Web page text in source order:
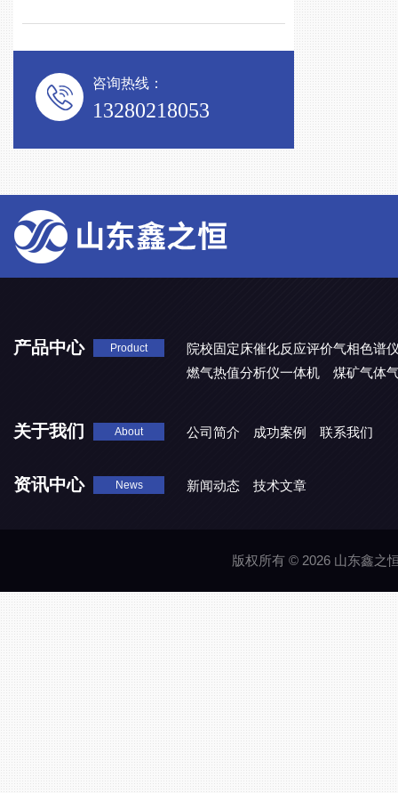
咨询热线：
13280218053
产品中心 Product
院校固定床催化反应评价气相色谱
燃气热值分析仪一体机
煤矿气体
关于我们 About 公司简介 成功案例 联系我们
资讯中心 News 新闻动态 技术文章
版权所有 © 2026 山东鑫之